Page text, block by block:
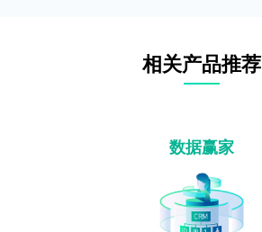
相关产品推荐
数据赢家